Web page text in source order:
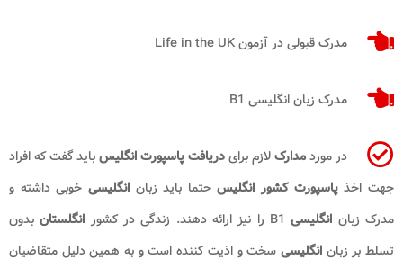
مدرک قبولی در آزمون Life in the UK
مدرک زبان انگلیسی B1
در موردمدارکلازم برایدریافت پاسپورت انگلیسباید گفت که افراد
جهت اخذپاسپورت کشور انگلیسحتما باید زبانانگلیسی خوبی داشته و
مدرک زبان انگلیسی B1 را نیز ارائه دهند. زندگی در کشور انگلستانبدون
تسلط بر زبانانگلیسی سخت و اذیت کننده است و به همین دلیل متقاضیان